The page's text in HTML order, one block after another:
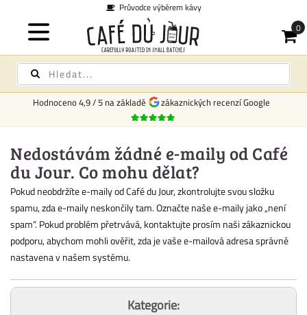
Průvodce výběrem kávy
Hodnoceno4,9/5 na základě zákaznických recenzí Google
Nedostávám žádné e-maily od Café
du Jour. Co mohu dělat?
Pokud neobdržíte e-maily od Café du Jour, zkontrolujte svou složku
spamu, zda e-maily neskončily tam. Označte naše e-maily jako „není
spam“. Pokud problém přetrvává, kontaktujte prosím naši zákaznickou
podporu, abychom mohli ověřit, zda je vaše e-mailová adresa správně
nastavena v našem systému.
Kategorie: